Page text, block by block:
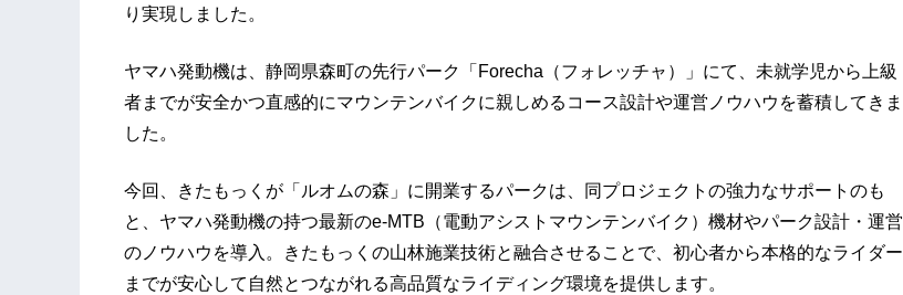
り実現しました。
ヤマハ発動機は、静岡県森町の先行パーク「Forecha（フォレッチャ）」にて、未就学児から上級
者までが安全かつ直感的にマウンテンバイクに親しめるコース設計や運営ノウハウを蓄積してきま
した。
今回、きたもっくが「ルオムの森」に開業するパークは、同プロジェクトの強力なサポートのも
と、ヤマハ発動機の持つ最新のe-MTB（電動アシストマウンテンバイク）機材やパーク設計・運営
のノウハウを導入。きたもっくの山林施業技術と融合させることで、初心者から本格的なライダー
までが安心して自然とつながれる高品質なライディング環境を提供します。